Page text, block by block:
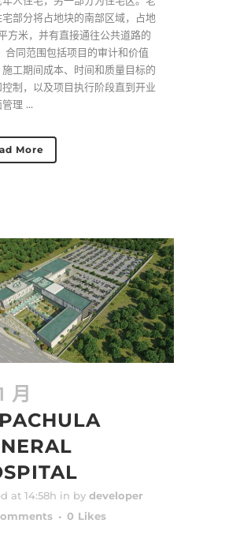
部分将占地块的南部区域，占地
方米，并有直接通往公共道路的
合同范围包括项目的审计和价值
施工期间成本、时间和质量目标的
控制，以及项目执行阶段直到开业
理 ...
More
月
at 14:58h in by developer
0 Likes